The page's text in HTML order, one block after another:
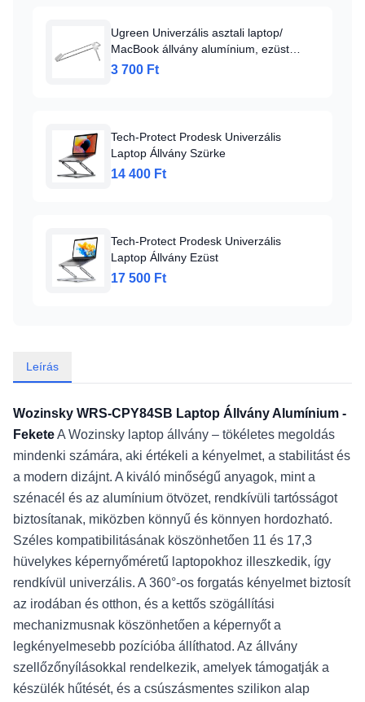
Ugreen Univerzális asztali laptop/
MacBook állvány alumínium, ezüst
(LP230 80348)
3 700 Ft
Tech-Protect Prodesk Univerzális
Laptop Állvány Szürke
14 400 Ft
Tech-Protect Prodesk Univerzális
Laptop Állvány Ezüst
17 500 Ft
Leírás
Wozinsky WRS-CPY84SB Laptop Állvány Alumínium -
FeketeA Wozinsky laptop állvány – tökéletes megoldás
mindenki számára, aki értékeli a kényelmet, a stabilitást és
a modern dizájnt. A kiváló minőségű anyagok, mint a
szénacél és az alumínium ötvözet, rendkívüli tartósságot
biztosítanak, miközben könnyű és könnyen hordozható.
Széles kompatibilitásának köszönhetően 11 és 17,3
hüvelykes képernyőméretű laptopokhoz illeszkedik, így
rendkívül univerzális. A 360°-os forgatás kényelmet biztosít
az irodában és otthon, és a kettős szögállítási
mechanizmusnak köszönhetően a képernyőt a
legkényelmesebb pozícióba állíthatod. Az állvány
szellőzőnyílásokkal rendelkezik, amelyek támogatják a
készülék hűtését, és a csúszásmentes szilikon alap